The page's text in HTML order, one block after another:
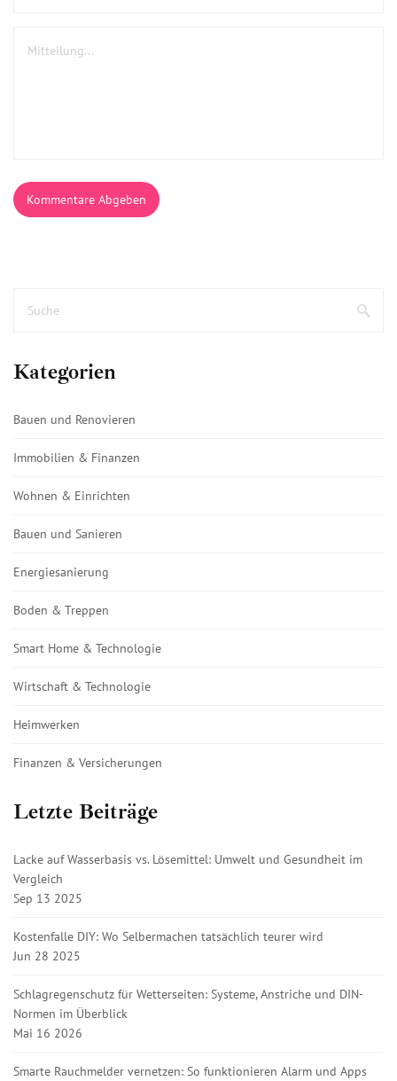
Kommentare Abgeben
Kategorien
Bauen und Renovieren
Immobilien & Finanzen
Wohnen & Einrichten
Bauen und Sanieren
Energiesanierung
Boden & Treppen
Smart Home & Technologie
Wirtschaft & Technologie
Heimwerken
Finanzen & Versicherungen
Letzte Beiträge
Lacke auf Wasserbasis vs. Lösemittel: Umwelt und Gesundheit im
Vergleich
Sep 13 2025
Kostenfalle DIY: Wo Selbermachen tatsächlich teurer wird
Jun 28 2025
Schlagregenschutz für Wetterseiten: Systeme, Anstriche und DIN-
Normen im Überblick
Mai 16 2026
Smarte Rauchmelder vernetzen: So funktionieren Alarm und Apps